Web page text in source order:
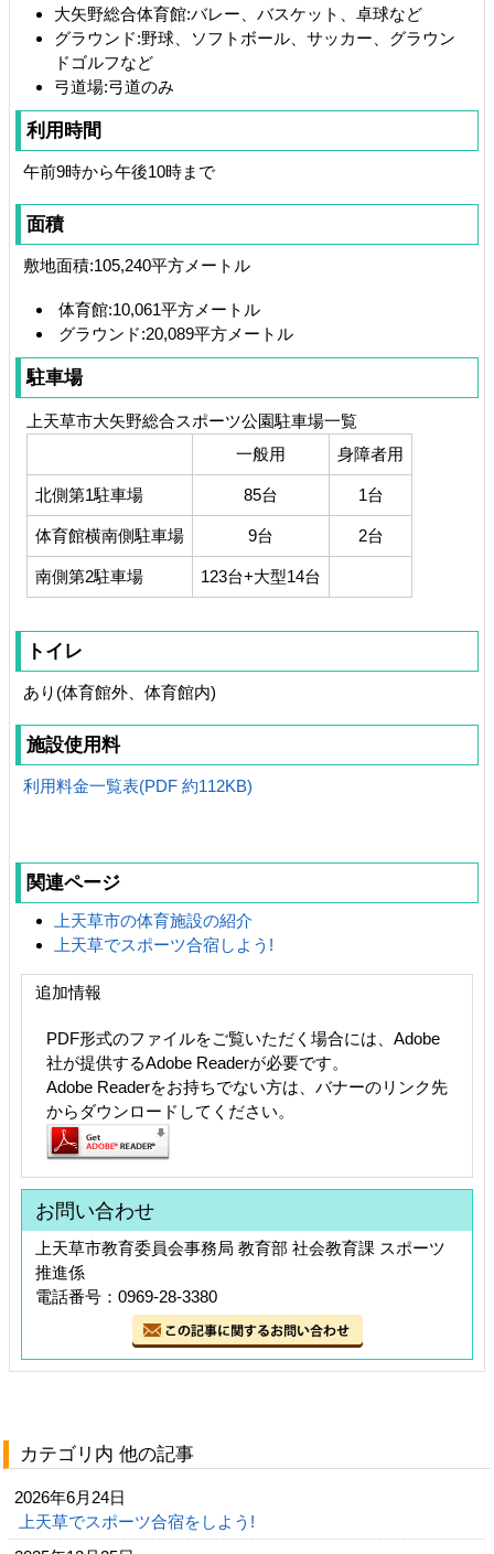
大矢野総合体育館:バレー、バスケット、卓球など
グラウンド:野球、ソフトボール、サッカー、グラウン
ドゴルフなど
弓道場:弓道のみ
利用時間
午前9時から午後10時まで
面積
敷地面積:105,240平方メートル
体育館:10,061平方メートル
グラウンド:20,089平方メートル
駐車場
上天草市大矢野総合スポーツ公園駐車場一覧
一般用
身障者用
北側第1駐車場 85台 1台
体育館横南側駐車場 9台 2台
南側第2駐車場 123台+大型14台
トイレ
あり(体育館外、体育館内)
施設使用料
利用料金一覧表(PDF 約112KB)
関連ページ
上天草市の体育施設の紹介
上天草でスポーツ合宿しよう!
追加情報
PDF形式のファイルをご覧いただく場合には、Adobe
社が提供するAdobe Readerが必要です。
Adobe Readerをお持ちでない方は、バナーのリンク先
からダウンロードしてください。
お問い合わせ
上天草市教育委員会事務局 教育部 社会教育課 スポーツ
推進係
電話番号：0969-28-3380
カテゴリ内 他の記事
2026年6月24日
上天草でスポーツ合宿をしよう!